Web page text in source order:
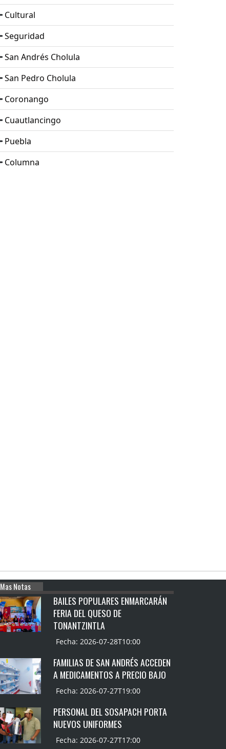
Cultural
Seguridad
San Andrés Cholula
San Pedro Cholula
Coronango
Cuautlancingo
Puebla
Columna
Mas Notas
BAILES POPULARES ENMARCARÁN
FERIA DEL QUESO DE
TONANTZINTLA
Fecha: 2026-07-28T10:00
FAMILIAS DE SAN ANDRÉS ACCEDEN
A MEDICAMENTOS A PRECIO BAJO
Fecha: 2026-07-27T19:00
PERSONAL DEL SOSAPACH PORTA
NUEVOS UNIFORMES
Fecha: 2026-07-27T17:00